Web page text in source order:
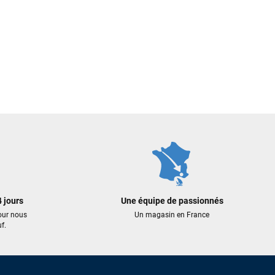
jours
nous
Une équipe de passionnés
Un magasin en France